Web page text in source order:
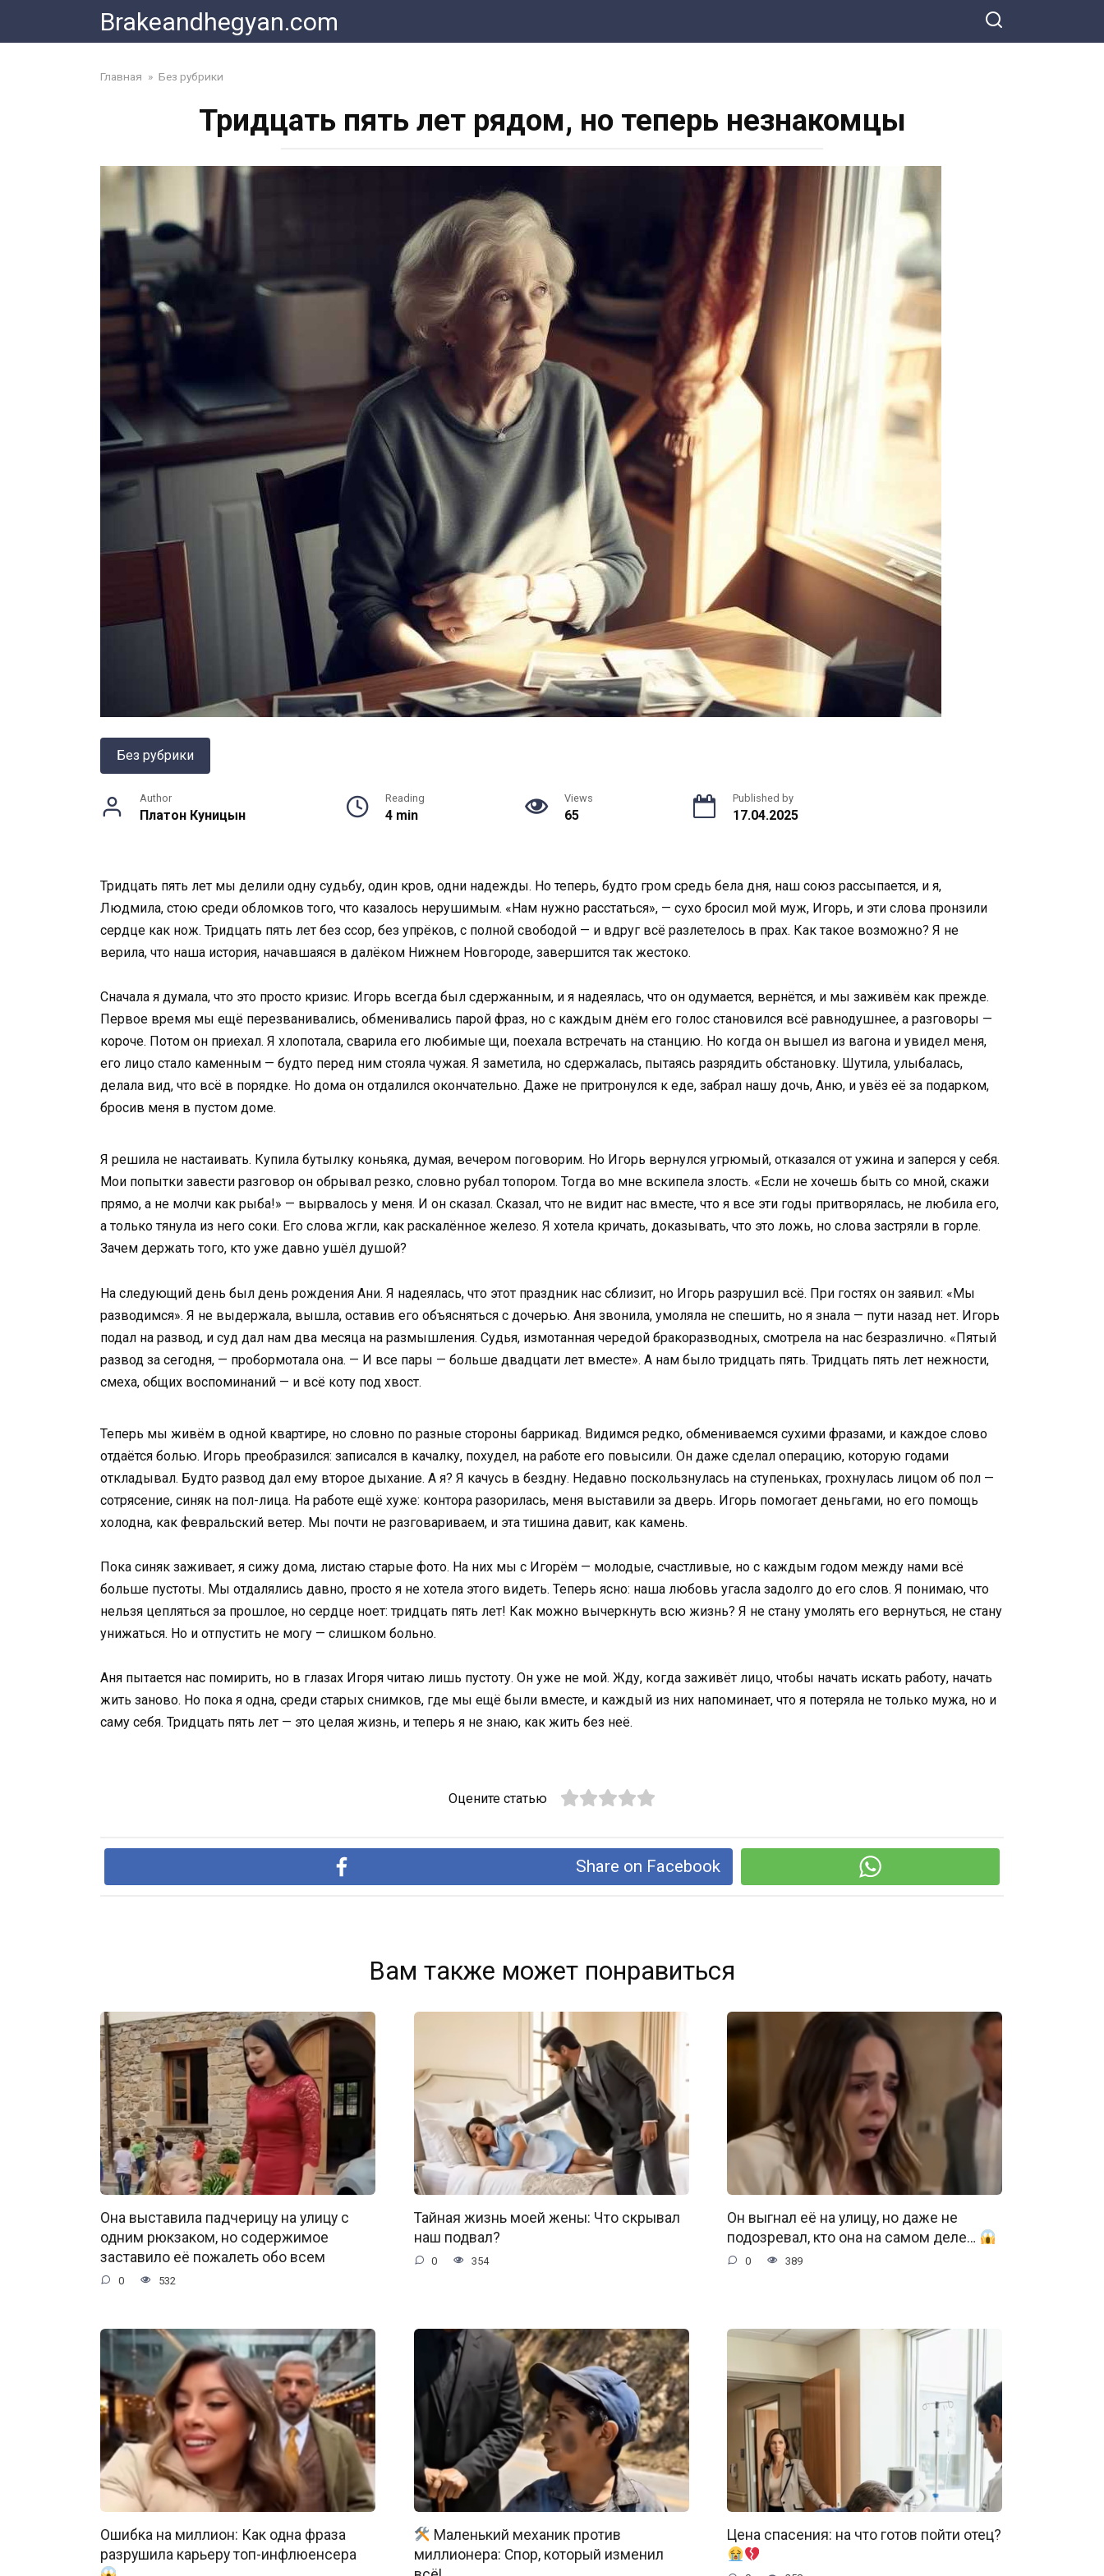
content
Brakeandhegyan.com
Главная » Без рубрики
Тридцать пять лет рядом, но теперь незнакомцы
Без рубрики
Author
Платон Куницын
Reading
4 min
Views
65
Published by
17.04.2025
Тридцать пять лет мы делили одну судьбу, один кров, одни надежды. Но теперь, будто гром средь бела дня, наш союз рассыпается, и я,
Людмила, стою среди обломков того, что казалось нерушимым. «Нам нужно расстаться», — сухо бросил мой муж, Игорь, и эти слова пронзили
сердце как нож. Тридцать пять лет без ссор, без упрёков, с полной свободой — и вдруг всё разлетелось в прах. Как такое возможно? Я не
верила, что наша история, начавшаяся в далёком Нижнем Новгороде, завершится так жестоко.
Сначала я думала, что это просто кризис. Игорь всегда был сдержанным, и я надеялась, что он одумается, вернётся, и мы заживём как прежде.
Первое время мы ещё перезванивались, обменивались парой фраз, но с каждым днём его голос становился всё равнодушнее, а разговоры —
короче. Потом он приехал. Я хлопотала, сварила его любимые щи, поехала встречать на станцию. Но когда он вышел из вагона и увидел меня,
его лицо стало каменным — будто перед ним стояла чужая. Я заметила, но сдержалась, пытаясь разрядить обстановку. Шутила, улыбалась,
делала вид, что всё в порядке. Но дома он отдалился окончательно. Даже не притронулся к еде, забрал нашу дочь, Аню, и увёз её за подарком,
бросив меня в пустом доме.
Я решила не настаивать. Купила бутылку коньяка, думая, вечером поговорим. Но Игорь вернулся угрюмый, отказался от ужина и заперся у себя.
Мои попытки завести разговор он обрывал резко, словно рубал топором. Тогда во мне вскипела злость. «Если не хочешь быть со мной, скажи
прямо, а не молчи как рыба!» — вырвалось у меня. И он сказал. Сказал, что не видит нас вместе, что я все эти годы притворялась, не любила его,
а только тянула из него соки. Его слова жгли, как раскалённое железо. Я хотела кричать, доказывать, что это ложь, но слова застряли в горле.
Зачем держать того, кто уже давно ушёл душой?
На следующий день был день рождения Ани. Я надеялась, что этот праздник нас сблизит, но Игорь разрушил всё. При гостях он заявил: «Мы
разводимся». Я не выдержала, вышла, оставив его объясняться с дочерью. Аня звонила, умоляла не спешить, но я знала — пути назад нет. Игорь
подал на развод, и суд дал нам два месяца на размышления. Судья, измотанная чередой бракоразводных, смотрела на нас безразлично. «Пятый
развод за сегодня, — пробормотала она. — И все пары — больше двадцати лет вместе». А нам было тридцать пять. Тридцать пять лет нежности,
смеха, общих воспоминаний — и всё коту под хвост.
Теперь мы живём в одной квартире, но словно по разные стороны баррикад. Видимся редко, обмениваемся сухими фразами, и каждое слово
отдаётся болью. Игорь преобразился: записался в качалку, похудел, на работе его повысили. Он даже сделал операцию, которую годами
откладывал. Будто развод дал ему второе дыхание. А я? Я качусь в бездну. Недавно поскользнулась на ступеньках, грохнулась лицом об пол —
сотрясение, синяк на пол-лица. На работе ещё хуже: контора разорилась, меня выставили за дверь. Игорь помогает деньгами, но его помощь
холодна, как февральский ветер. Мы почти не разговариваем, и эта тишина давит, как камень.
Пока синяк заживает, я сижу дома, листаю старые фото. На них мы с Игорём — молодые, счастливые, но с каждым годом между нами всё
больше пустоты. Мы отдалялись давно, просто я не хотела этого видеть. Теперь ясно: наша любовь угасла задолго до его слов. Я понимаю, что
нельзя цепляться за прошлое, но сердце ноет: тридцать пять лет! Как можно вычеркнуть всю жизнь? Я не стану умолять его вернуться, не стану
унижаться. Но и отпустить не могу — слишком больно.
Аня пытается нас помирить, но в глазах Игоря читаю лишь пустоту. Он уже не мой. Жду, когда заживёт лицо, чтобы начать искать работу, начать
жить заново. Но пока я одна, среди старых снимков, где мы ещё были вместе, и каждый из них напоминает, что я потеряла не только мужа, но и
саму себя. Тридцать пять лет — это целая жизнь, и теперь я не знаю, как жить без неё.
Оцените статью
Share on Facebook
Вам также может понравиться
Она выставила падчерицу на улицу с
одним рюкзаком, но содержимое
заставило её пожалеть обо всем
0 532
Тайная жизнь моей жены: Что скрывал
наш подвал?
0 354
Он выгнал её на улицу, но даже не
подозревал, кто она на самом деле…
0 389
Ошибка на миллион: Как одна фраза
разрушила карьеру топ-инфлюенсера
Маленький механик против
миллионера: Спор, который изменил
Цена спасения: на что готов пойти отец?